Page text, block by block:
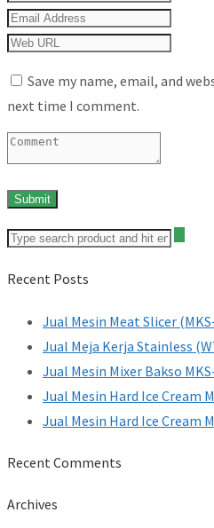
Save my name, email, and
next time I comment.
Recent Posts
Jual Mesin Meat Slicer
Jual Meja Kerja Stainless
Jual Mesin Mixer Bakso
Jual Mesin Hard Ice Cream
Jual Mesin Hard Ice Cream
Recent Comments
Archives